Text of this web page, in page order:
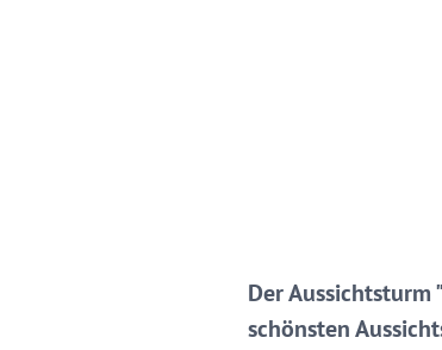
Der
schönsten